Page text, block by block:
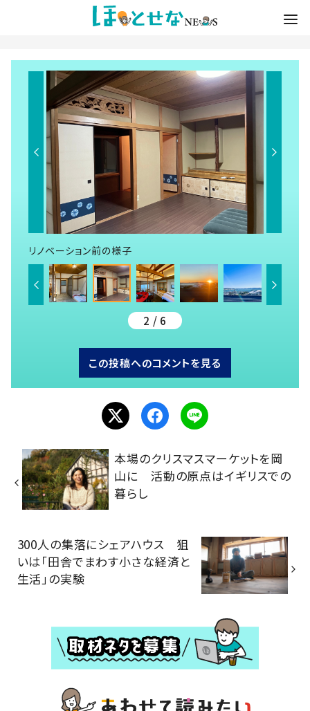
リノベーション前の様子
2 / 6
この投稿へのコメントを見る
本場のクリスマスマーケットを岡
山に 活動の原点はイギリスでの
暮らし
300人の集落にシェアハウス 狙
いは「田舎でまわす小さな経済と
生活」の実験